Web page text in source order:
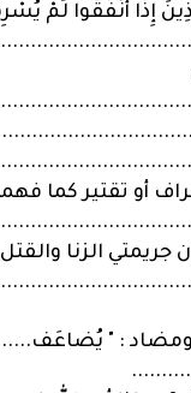
إِذَا أَنْفَقُوا لَمْ
أو تقتير كما
جريمتي الزنا
ومضاد : "